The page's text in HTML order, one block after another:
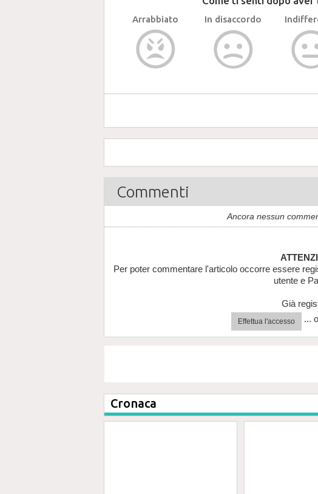
Arrabbiato In disaccordo
Commenti
Ancora nessun
Per poter commentare l'articolo occorre essere
utente e
Già
Effettua l'accesso ...
Cronaca